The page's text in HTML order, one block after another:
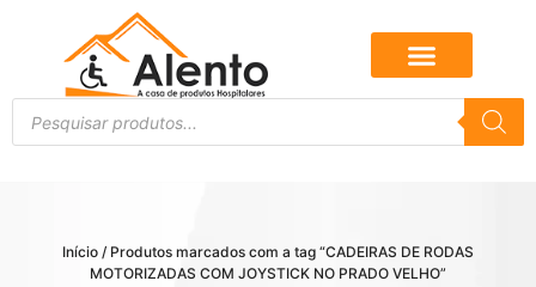
Início / Produtos marcados com a tag “CADEIRAS DE RODAS
MOTORIZADAS COM JOYSTICK NO PRADO VELHO”